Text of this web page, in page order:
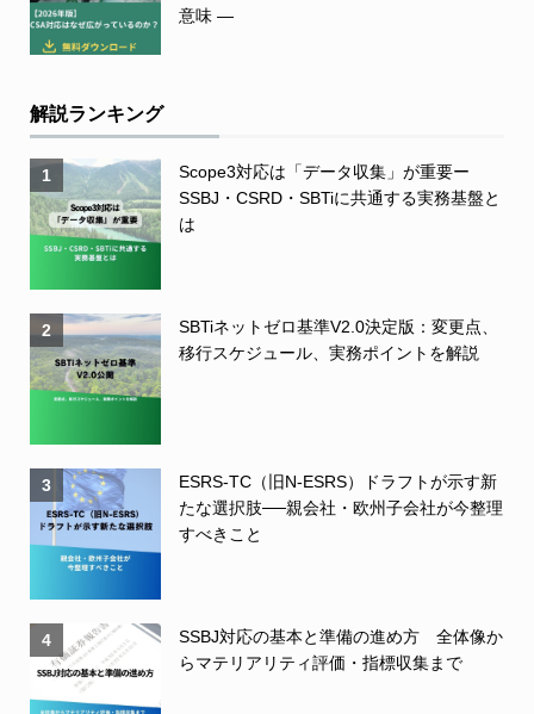
意味 ―
解説ランキング
1
Scope3対応は「データ収集」が重要ー
SSBJ・CSRD・SBTiに共通する実務基盤と
は
2
SBTiネットゼロ基準V2.0決定版：変更点、
移行スケジュール、実務ポイントを解説
3
ESRS-TC（旧N-ESRS）ドラフトが示す新
たな選択肢──親会社・欧州子会社が今整理
すべきこと
4
SSBJ対応の基本と準備の進め方 全体像か
らマテリアリティ評価・指標収集まで